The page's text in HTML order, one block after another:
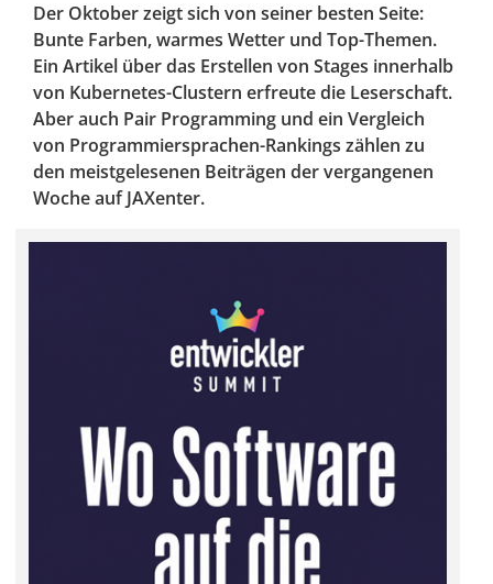
Der Oktober zeigt sich von seiner besten Seite:
Bunte Farben, warmes Wetter und Top-Themen.
Ein Artikel über das Erstellen von Stages innerhalb
von Kubernetes-Clustern erfreute die Leserschaft.
Aber auch Pair Programming und ein Vergleich
von Programmiersprachen-Rankings zählen zu
den meistgelesenen Beiträgen der vergangenen
Woche auf JAXenter.